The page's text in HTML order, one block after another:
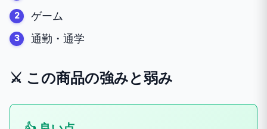
ゲーム
通勤・通学
⚔️ この商品の強みと弱み